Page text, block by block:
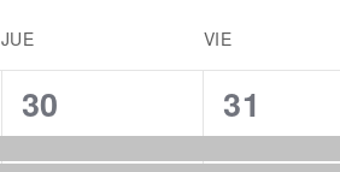
JUE VIE
4
events,
30
3
events,
31